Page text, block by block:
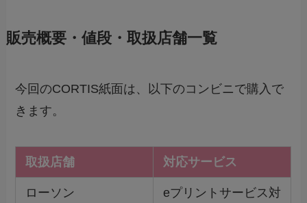
販売概要・値段・取扱店舗一覧
今回のCORTIS紙面は、以下のコンビニで購入で
きます。
取扱店舗 対応サービス
ローソン
eプリントサービス対